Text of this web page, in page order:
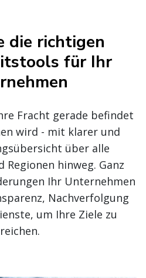
die richtigen
für Ihr
Fracht gerade befindet
wird - mit klarer und
über alle
hinweg. Ganz
Ihr Unternehmen
Nachverfolgung
um Ihre Ziele zu